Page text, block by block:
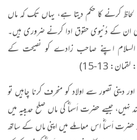
لحاظ کرنے کا حکم دیتا ہے، یہاں تک کہ ماں
ان کے دُنیوی حقوق ادا کرنے ضروری ہیں۔
اپنے صاحب زادے کو نصیحت کے
13-15)
دینی تصور سے اولاد کو منحرف کرنا چاہیں تو
نہیں، جیسے حضرت اَسماؓ کی ماں صلح حدیبیہ میں
حضرت اَسماؓ اس معاملے میں اپنی ماں کے ساتھ